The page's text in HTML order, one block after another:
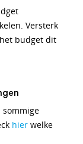
Versterk
budget dit
sommige
hier welke